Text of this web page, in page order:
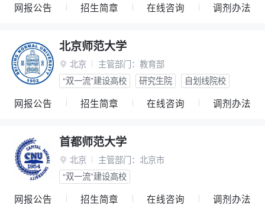
网报公告 招生简章 在线咨询 调剂办法
北京师范大学
 北京 主管部门： 教育部
“双一流”建设高校
研究生院 自划线院校
网报公告 招生简章 在线咨询 调剂办法
首都师范大学
 北京 主管部门： 北京市
“双一流”建设高校
网报公告 招生简章 在线咨询 调剂办法